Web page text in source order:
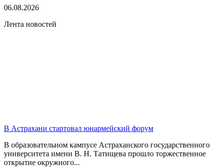
06.08.2026
Лента новостей
В Астрахани стартовал юнармейский форум
В образовательном кампусе Астраханского государственного
университета имени В. Н. Татищева прошло торжественное
открытие окружного...